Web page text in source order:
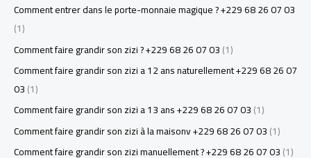
Comment entrer dans le porte-monnaie magique ? +229 68 26 07 03
(1)
Comment faire grandir son zizi ? +229 68 26 07 03(1)
Comment faire grandir son zizi a 12 ans naturellement +229 68 26 07
03(1)
Comment faire grandir son zizi a 13 ans +229 68 26 07 03(1)
Comment faire grandir son zizi à la maisonv +229 68 26 07 03(1)
Comment faire grandir son zizi manuellement ? +229 68 26 07 03(1)